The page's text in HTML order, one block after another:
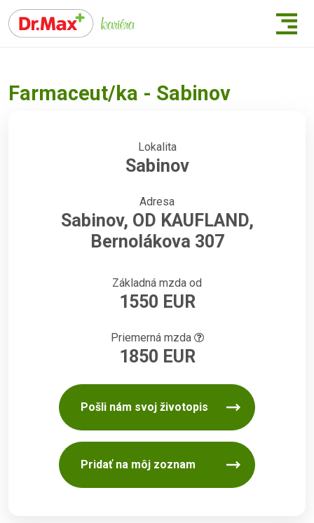
Farmaceut/ka - Sabinov
Lokalita
Sabinov
Adresa
Sabinov, OD KAUFLAND,
Bernolákova 307
Základná mzda od
1550 EUR
Priemerná mzda
1850 EUR
Pošli nám svoj životopis
Pridať na môj zoznam